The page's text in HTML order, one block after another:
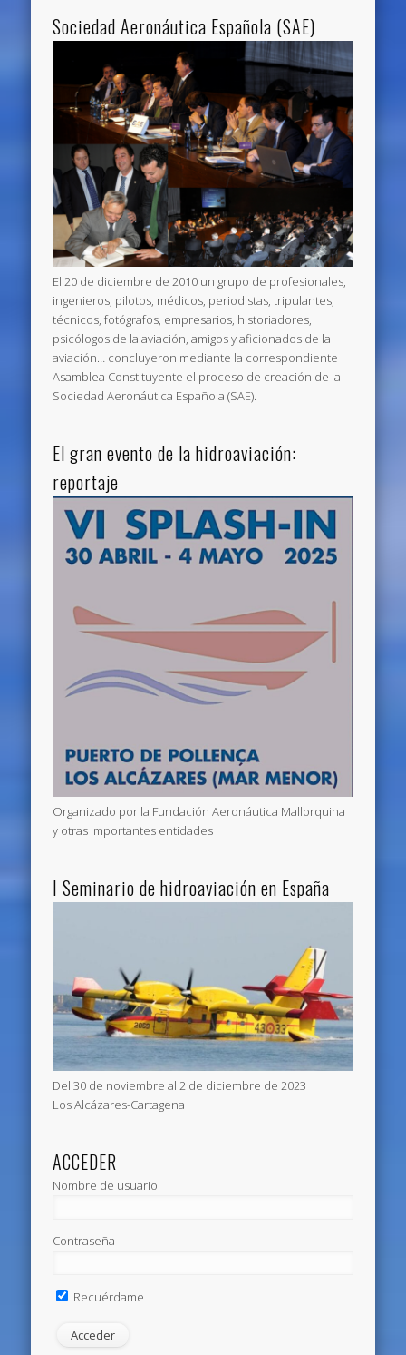
Sociedad Aeronáutica Española (SAE)
El 20 de diciembre de 2010 un grupo de profesionales,
ingenieros, pilotos, médicos, periodistas, tripulantes,
técnicos, fotógrafos, empresarios, historiadores,
psicólogos de la aviación, amigos y aficionados de la
aviación… concluyeron mediante la correspondiente
Asamblea Constituyente el proceso de creación de la
Sociedad Aeronáutica Española (SAE).
El gran evento de la hidroaviación:
reportaje
Organizado por la Fundación Aeronáutica Mallorquina
y otras importantes entidades
I Seminario de hidroaviación en España
Del 30 de noviembre al 2 de diciembre de 2023
Los Alcázares-Cartagena
ACCEDER
Nombre de usuario
Contraseña
Recuérdame